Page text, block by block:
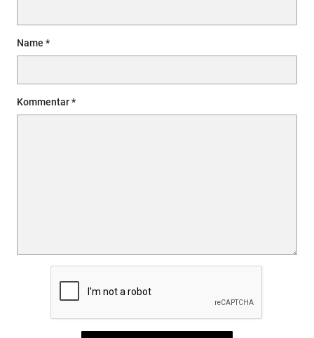
Name
Kommentar